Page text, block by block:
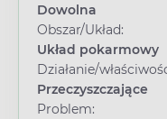
Dowolna
Obszar/Układ:
Układ pokarmowy
Działanie/
Przeczyszczające
Problem: